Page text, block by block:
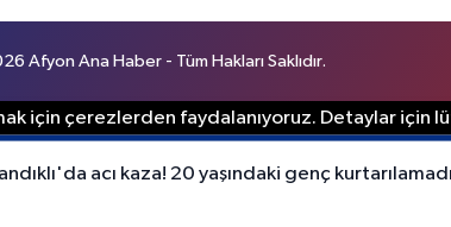
Afyon Ana Haber - Tüm Hakları Saklıdır.
için çerezlerden faydalanıyoruz. Detaylar için
acı kaza! 20 yaşındaki genç kurtarılamadı